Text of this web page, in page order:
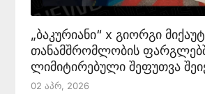
„ბაკურიანი“ x გიორგი
თანამშრომლობის
ლიმიტირებული შეფუთვა
02 Აპრ, 2026